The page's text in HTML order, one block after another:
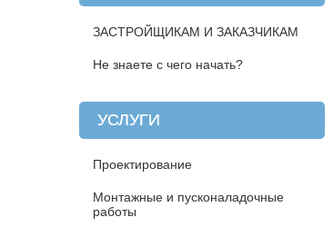
ЗАСТРОЙЩИКАМ И ЗАКАЗЧИКАМ
Не знаете с чего начать?
УСЛУГИ
Проектирование
Монтажные и пусконаладочные
работы